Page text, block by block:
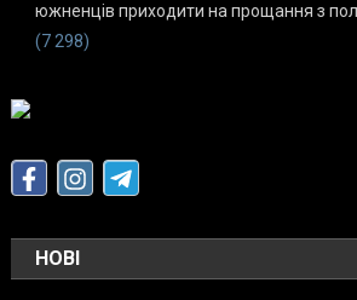
южненців приходити на прощання з
(7 298)
НОВІ